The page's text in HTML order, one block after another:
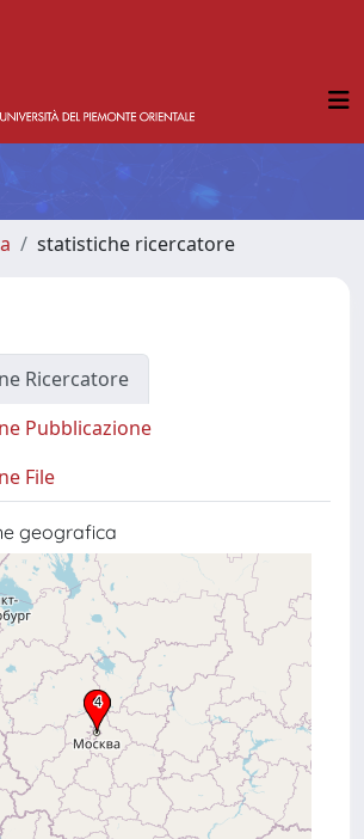
statistiche ricercatore
Ricercatore
Pubblicazione
File
geografica